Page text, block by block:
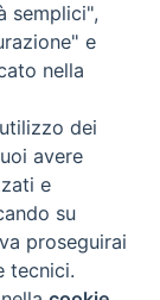
-Privacy
semplici",
e
nella
dei
avere
e
su
proseguirai
tecnici.